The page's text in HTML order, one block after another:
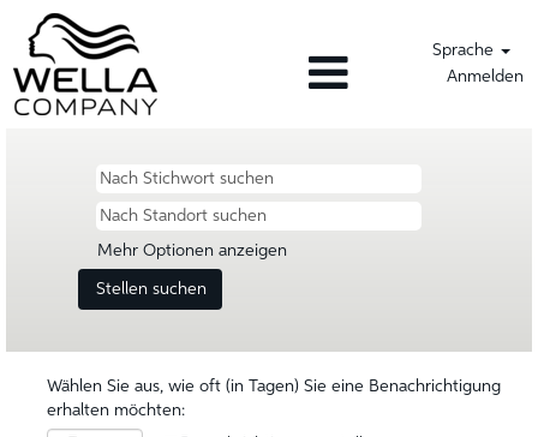
Sprache
Anmelden
Mehr Optionen anzeigen
Wählen Sie aus, wie oft (in Tagen) Sie eine Benachrichtigung
erhalten möchten: